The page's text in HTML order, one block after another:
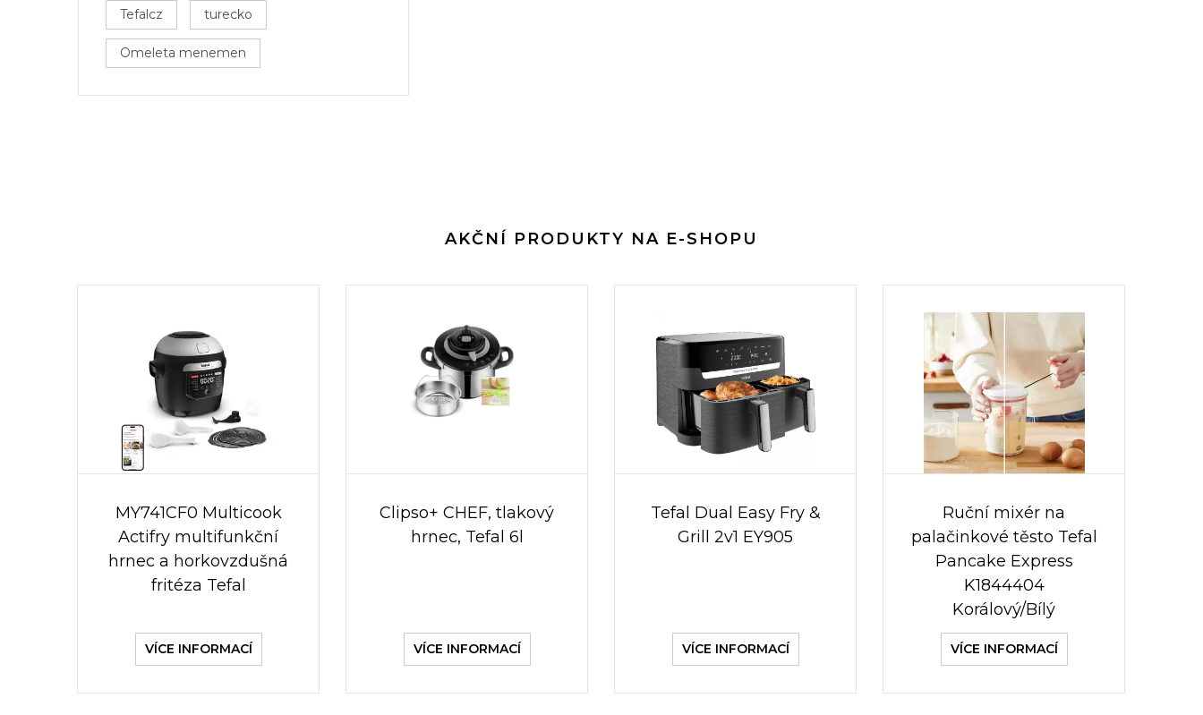
Tefalcz turecko
Omeleta menemen
AKČNÍ PRODUKTY NA E-SHOPU
MY741CF0 Multicook
Actifry multifunkční
hrnec a horkovzdušná
fritéza Tefal
VÍCE INFORMACÍ
Clipso+ CHEF, tlakový
hrnec, Tefal 6l
VÍCE INFORMACÍ
Tefal Dual Easy Fry &
Grill 2v1 EY905
VÍCE INFORMACÍ
Ruční mixér na
palačinkové těsto Tefal
Pancake Express
K1844404
Korálový/Bílý
VÍCE INFORMACÍ